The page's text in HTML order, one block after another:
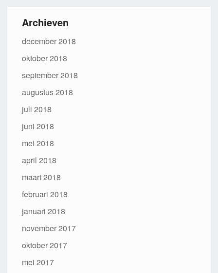
Archieven
december 2018
oktober 2018
september 2018
augustus 2018
juli 2018
juni 2018
mei 2018
april 2018
maart 2018
februari 2018
januari 2018
november 2017
oktober 2017
mei 2017